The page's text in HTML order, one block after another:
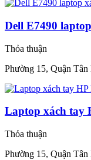
Dell E7490
Thỏa thuận
Phường 15, Quận
Laptop xách tay
Thỏa thuận
Phường 15, Quận